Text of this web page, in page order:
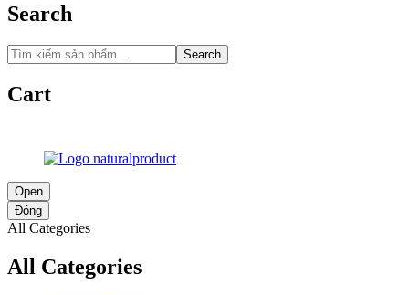
Search
Search
Cart
Open
Đóng
All Categories
All Categories